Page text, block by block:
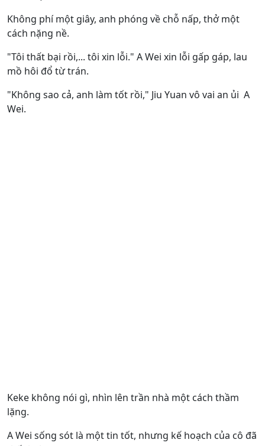
Không phí một giây, anh phóng về chỗ nấp, thở một
cách nặng nề.
"Tôi thất bại rồi,... tôi xin lỗi." A Wei xin lỗi gấp gáp, lau
mồ hôi đổ từ trán.
"Không sao cả, anh làm tốt rồi," Jiu Yuan vô vai an ủi A
Wei.
Keke không nói gì, nhìn lên trần nhà một cách thầm
lặng.
A Wei sống sót là một tin tốt, nhưng kế hoạch của cô đã